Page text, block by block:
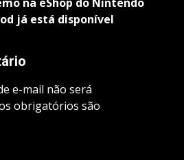
já está disponível
e-mail não será
obrigatórios são